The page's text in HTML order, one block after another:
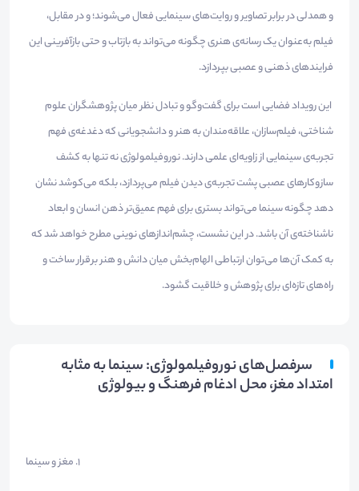
و همدلی در برابر تصاویر و روایت‌های سینمایی فعال می‌شوند؛ و در مقابل،
فیلم به‌عنوان یک رسانه‌ی هنری چگونه می‌تواند به بازتاب و حتی بازآفرینی این
فرایندهای ذهنی و عصبی بپردازد.
این رویداد فضایی است برای گفت‌وگو و تبادل نظر میان پژوهشگران علوم
شناختی، فیلم‌سازان، علاقه‌مندان به هنر و دانشجویانی که دغدغه‌ی فهم
تجربه‌ی سینمایی از زاویه‌ای علمی دارند. نوروفیلمولوژی نه تنها به کشف
سازوکارهای عصبی پشت تجربه‌ی دیدن فیلم می‌پردازد، بلکه می‌کوشد نشان
دهد چگونه سینما می‌تواند بستری برای فهم عمیق‌تر ذهن انسان و ابعاد
ناشناخته‌ی آن باشد. در این نشست، چشم‌اندازهای نوینی مطرح خواهد شد که
به کمک آن‌ها می‌توان ارتباطی الهام‌بخش میان دانش و هنر برقرار ساخت و
راه‌های تازه‌ای برای پژوهش و خلاقیت گشود.
سرفصل‌های نوروفیلمولوژی: سینما به مثابه
امتداد مغز، محل ادغام فرهنگ و بیولوژی
1. مغز و سینما